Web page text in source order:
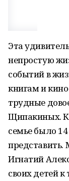
Эта
непростую
событий в
книгам и
трудные
Щипакиных.
семье было
Игнатий
своих детей